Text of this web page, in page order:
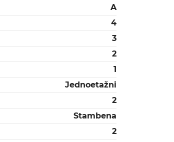
A
4
3
2
1
Jednoetažni
2
Stambena
2